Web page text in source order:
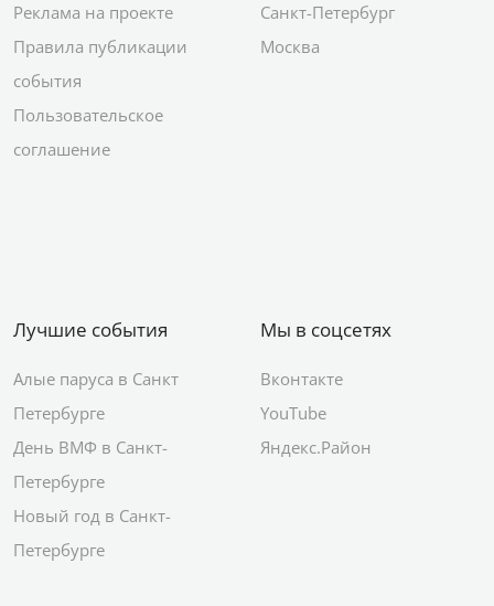
Реклама на проекте
Правила публикации
события
Пользовательское
соглашение
Санкт-Петербург
Москва
Лучшие события
Алые паруса в Санкт
Петербурге
День ВМФ в Санкт-
Петербурге
Новый год в Санкт-
Петербурге
Мы в соцсетях
Вконтакте
YouTube
Яндекс.Район